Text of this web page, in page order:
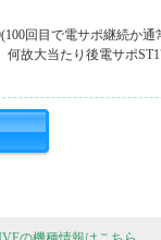
回目で電サポ継続か
故大当たり後電サポ